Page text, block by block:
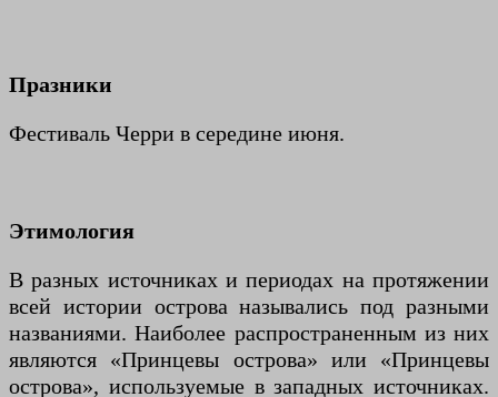
Празники
Фестиваль Черри в середине июня.
Этимология
В разных источниках и периодах на протяжении
всей истории острова назывались под разными
названиями. Наиболее распространенным из них
являются «Принцевы острова» или «Принцевы
острова», используемые в западных источниках.